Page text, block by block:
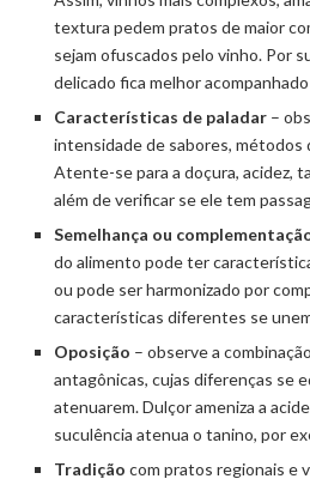
textura pedem pratos de maior
sejam ofuscados pelo vinho. Por
delicado fica melhor
Características de paladar –
intensidade de sabores, métodos
Atente-se para a doçura, acidez,
além de verificar se ele tem
Semelhança ou
do alimento pode ter
ou pode ser harmonizado por
características diferentes se
Oposição – observe a
antagônicas, cujas diferenças se
atenuarem. Dulçor ameniza a
suculência atenua o tanino, por
Tradição com pratos regionais e